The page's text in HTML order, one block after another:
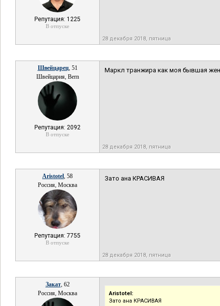
Репутация: 1225
В отпуске
28 декабря 2018, пятница
Швейцарец, 51
Швейцария, Bern
Репутация: 2092
В отпуске
Маркл транжира как моя бывшая
28 декабря 2018, пятница
Aristotel, 58
Россия, Москва
Репутация: 7755
В отпуске
Зато ана КРАСИВАЯ
28 декабря 2018, пятница
Закат, 62
Россия, Москва
Aristotel:
Зато ана КРАСИВАЯ